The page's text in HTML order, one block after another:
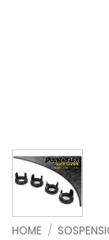
HOME /